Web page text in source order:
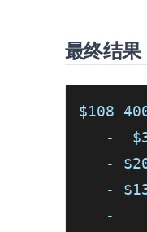
最终结果
$108
-
-
-
-